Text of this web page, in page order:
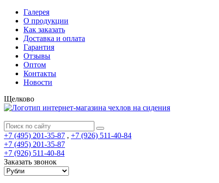
Галерея
О продукции
Как заказать
Доставка и оплата
Гарантия
Отзывы
Оптом
Контакты
Новости
Щелково
+7 (495) 201-35-87 , +7 (926) 511-40-84
+7 (495) 201-35-87
+7 (926) 511-40-84
Заказать звонок